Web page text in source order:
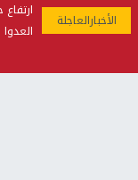
العدوا